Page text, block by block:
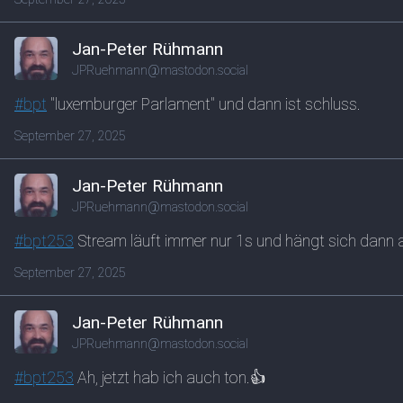
Jan-Peter Rühmann
JPRuehmann@mastodon.social
#bpt "luxemburger Parlament" und dann ist schluss.
September 27, 2025
Jan-Peter Rühmann
JPRuehmann@mastodon.social
#bpt253 Stream läuft immer nur 1s und hängt sich dann
September 27, 2025
Jan-Peter Rühmann
JPRuehmann@mastodon.social
#bpt253 Ah, jetzt hab ich auch ton.👍